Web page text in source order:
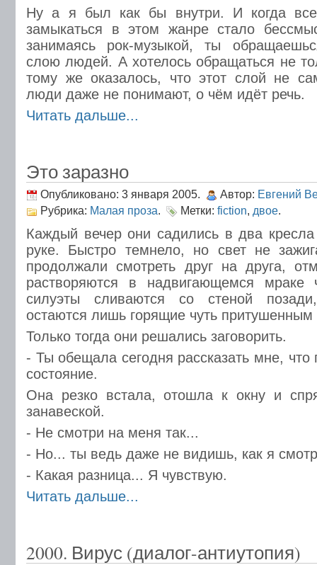
Ну а я был как бы внутри. И когда
замыкаться в этом жанре стало
занимаясь рок-музыкой, ты
слою людей. А хотелось обращаться не
тому же оказалось, что этот слой не
люди даже не понимают, о чём идёт речь.
Читать дальше...
Это заразно
Опубликовано: 3 января 2005. Автор: Евгений
Рубрика: Малая проза. Метки: fiction, двое.
Каждый вечер они садились в два
руке. Быстро темнело, но свет не
продолжали смотреть друг на друга,
растворяются в надвигающемся
силуэты сливаются со стеной
остаются лишь горящие чуть притушенным
Только тогда они решались заговорить.
- Ты обещала сегодня рассказать мне, что
состояние.
Она резко встала, отошла к окну и
занавеской.
- Не смотри на меня так...
- Но... ты ведь даже не видишь, как я
- Какая разница... Я чувствую.
Читать дальше...
2000. Вирус (диалог-антиутопия)